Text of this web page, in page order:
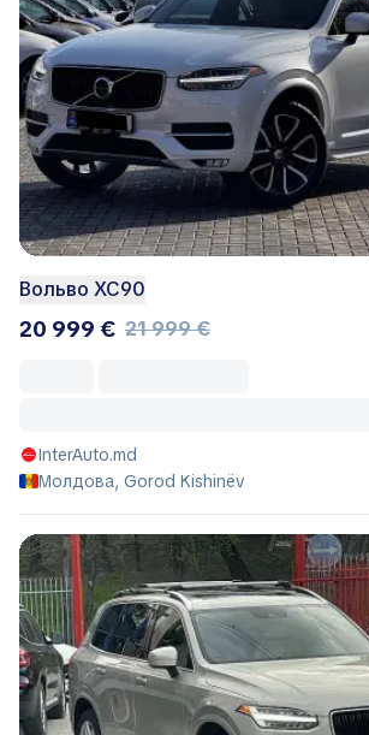
Вольво ХС90
20 999 € 21 999 €
InterAuto.md
Молдова, Gorod Kishinëv